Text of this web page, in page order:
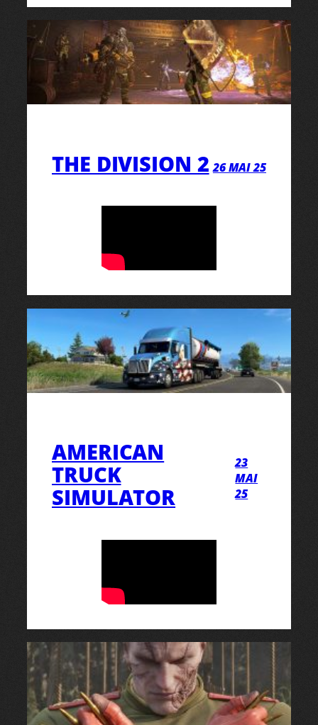
THE DIVISION 2 26 MAI 25
AMERICAN
TRUCK
SIMULATOR
23
MAI
25